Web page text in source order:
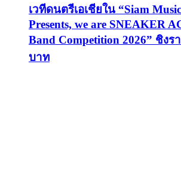
เวทีดนตรีเอเชียใน “Siam
Presents, we are SNEAKER
Band Competition 2026” ชิงร
บาท